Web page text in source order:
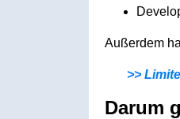
Außerdem
>>
Darum